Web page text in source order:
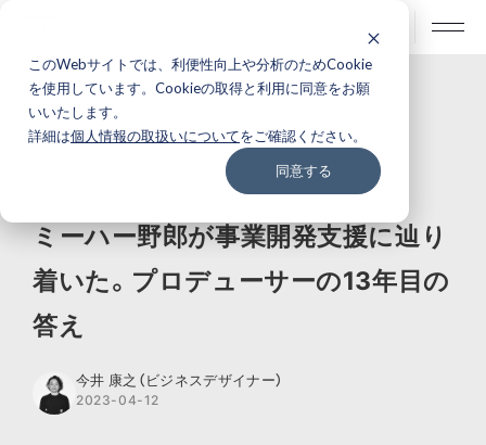
このWebサイトでは、利便性向上や分析のためCookie
を使用しています。Cookieの取得と利用に同意をお願
いいたします。
詳細は個人情報の取扱いについてをご確認ください。
同意する
ピープル
# コンサルティング
ミーハー野郎が事業開発支援に辿り
着いた。プロデューサーの13年目の
答え
今井 康之（ビジネスデザイナー）
2023-04-12